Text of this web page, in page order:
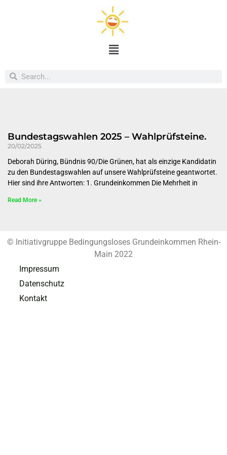
Bundestagswahlen 2025 – Wahlprüfsteine.
20/02/2025
Deborah Düring, Bündnis 90/Die Grünen, hat als einzige Kandidatin
zu den Bundestagswahlen auf unsere Wahlprüfsteine geantwortet.
Hier sind ihre Antworten: 1. Grundeinkommen Die Mehrheit in
Read More »
© Initiativgruppe Bedingungsloses Grundeinkommen Rhein-
Main 2022
Impressum
Datenschutz
Kontakt